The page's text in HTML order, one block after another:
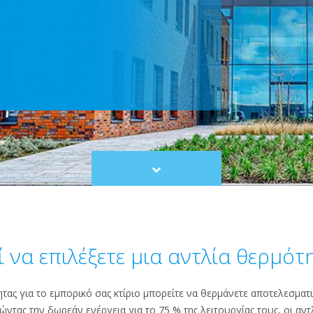
Scroll
to
να επιλέξετε μια αντλία
για το εμπορικό σας κτίριο μπορείτε να θερμάνετε
την δωρεάν ενέργεια για το 75 % της λειτουργίας τους, οι